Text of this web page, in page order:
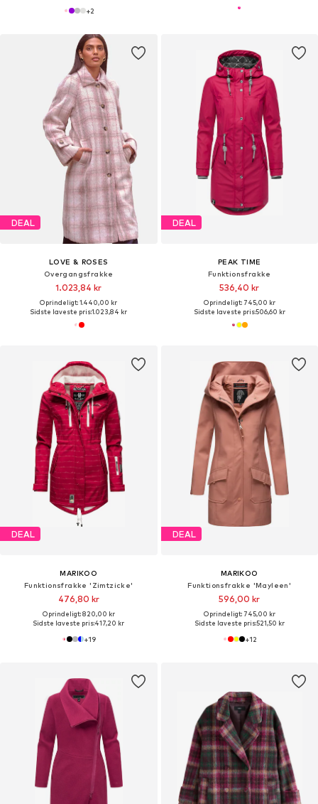
+2
DEAL
LOVE & ROSES
Overgangsfrakke
1.023,84 kr
Oprindeligt: 1.440,00 kr
Sidste laveste pris:1.023,84 kr
DEAL
PEAK TIME
Funktionsfrakke
536,40 kr
Oprindeligt: 745,00 kr
Sidste laveste pris:506,60 kr
DEAL
MARIKOO
Funktionsfrakke 'Zimtzicke'
476,80 kr
Oprindeligt: 820,00 kr
Sidste laveste pris:417,20 kr
+19
DEAL
MARIKOO
Funktionsfrakke 'Mayleen'
596,00 kr
Oprindeligt: 745,00 kr
Sidste laveste pris:521,50 kr
+12